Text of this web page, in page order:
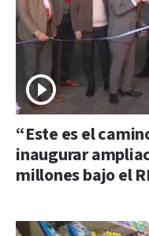
“Este es el
inaugurar
millones bajo el